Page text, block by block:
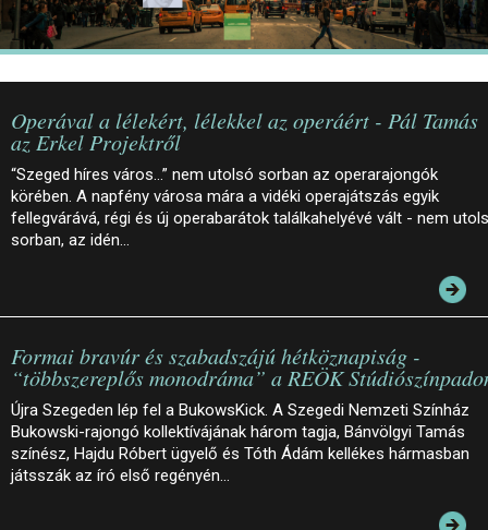
Operával a lélekért, lélekkel az operáért - Pál Tamás
az Erkel Projektről
“Szeged híres város…” nem utolsó sorban az operarajongók
körében. A napfény városa mára a vidéki operajátszás egyik
fellegvárává, régi és új operabarátok találkahelyévé vált - nem
sorban, az idén…
Formai bravúr és szabadszájú hétköznapiság -
“többszereplős monodráma” a REÖK
Újra Szegeden lép fel a BukowsKick. A Szegedi Nemzeti Színház
Bukowski-rajongó kollektívájának három tagja, Bánvölgyi Tamás
színész, Hajdu Róbert ügyelő és Tóth Ádám kellékes hármasban
játsszák az író első regényén…